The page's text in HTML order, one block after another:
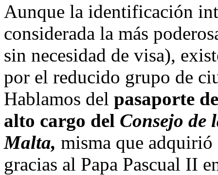
Aunque la identificación
considerada la más
sin necesidad de visa),
por el reducido grupo de
Hablamos del pasaporte
alto cargo del Consejo de
Malta, misma que adquirió
gracias al Papa Pascual II